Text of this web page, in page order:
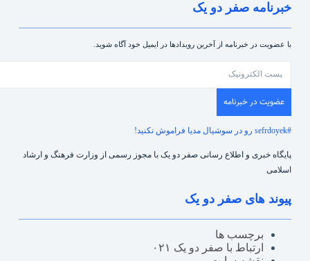
خبرنامه صفر دو یک
با عضویت در خبرنامه از آخرین رویدادها در ایمیل خود آگاه شوید.
عضویت در خبرنامه
#sefrdoyek رو در سوشیال مدیا فراموش نکنید!
پایگاه خبری و اطلاع رسانی صفر دو یک با مجوز رسمی از وزارت فرهنگ و ارشاد
اسلامی
پیوند های صفر دو یک
برچسب ها
ارتباط با صفر دو یک ۰۲۱